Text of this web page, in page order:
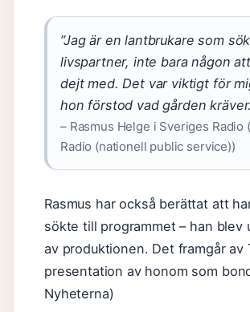
”Jag är en lantbrukare som
livspartner, inte bara någon
dejt med. Det var viktigt för
hon förstod vad gården
– Rasmus Helge i Sveriges Radio
Radio (nationell public service))
Rasmus har också berättat att
sökte till programmet – han blev
av produktionen. Det framgår av
presentation av honom som
Nyheterna)